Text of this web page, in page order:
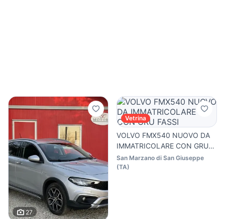
27
Vetrina
VOLVO FMX540 NUOVO DA
IMMATRICOLARE CON GRU
FASSI
San Marzano di San Giuseppe
(TA)